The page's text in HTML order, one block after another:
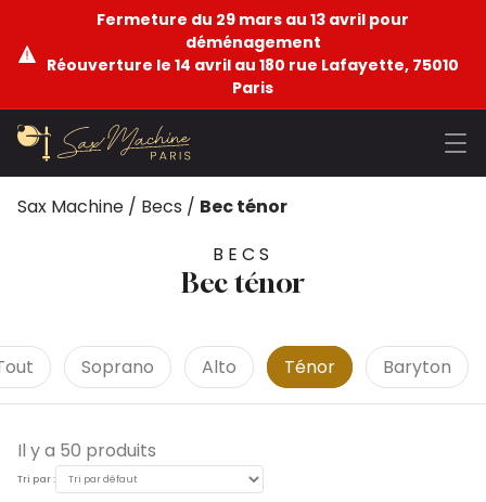
Fermeture du 29 mars au 13 avril pour
déménagement
Réouverture le 14 avril au 180 rue Lafayette, 75010
Paris
Sax Machine / Becs / Bec ténor
BECS
Bec ténor
Soprano Alto Ténor Baryton
Il y a 50 produits
Tri par :